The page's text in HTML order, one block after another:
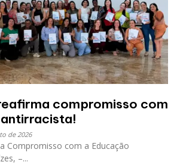
compromisso com
de 2026
Compromisso com a Educação
Antirracista Marataízes, –...